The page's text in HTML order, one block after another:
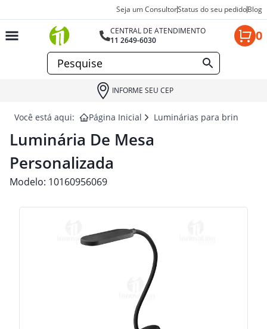
Seja um ConsultorStatus do seu pedidoBlog
CENTRAL DE ATENDIMENTO
11 2649-6030
0
INFORME SEU CEP
Você está aqui: Página Inicial Luminárias para brindes
Luminária De Mesa
Personalizada
Modelo: 10160956069